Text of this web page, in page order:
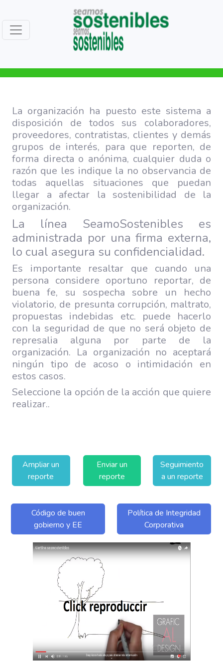
La organización ha puesto este sistema a
disposición de todos sus colaboradores,
proveedores, contratistas, clientes y demás
grupos de interés, para que reporten, de
forma directa o anónima, cualquier duda o
razón que les indique la no observancia de
todas aquellas situaciones que puedan
llegar a afectar la sostenibilidad de la
organización.
La línea SeamoSostenibles es
administrada por una firma externa,
lo cual asegura su confidencialidad.
Es importante resaltar que cuando una
persona considere oportuno reportar, de
buena fe, su sospecha sobre un hecho
violatorio, de presunta corrupción, maltrato,
propuestas indebidas etc. puede hacerlo
con la seguridad de que no será objeto de
represalia alguna por parte de la
organización. La organización no aceptará
ningún tipo de acoso o intimidación en
estos casos.
Seleccione la opción de la acción que quiere
realizar..
Ampliar un
reporte
Enviar un
reporte
Seguimiento
a un reporte
Código de buen
gobierno y EE
Política de Integridad
Corporativa